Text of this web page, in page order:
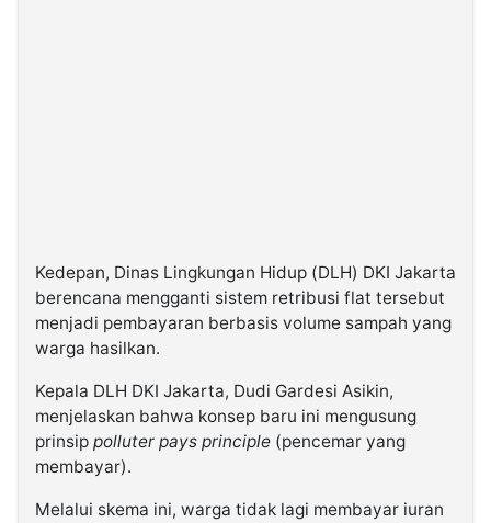
Kedepan, Dinas Lingkungan Hidup (DLH) DKI Jakarta
berencana mengganti sistem retribusi flat tersebut
menjadi pembayaran berbasis volume sampah yang
warga hasilkan.
Kepala DLH DKI Jakarta, Dudi Gardesi Asikin,
menjelaskan bahwa konsep baru ini mengusung
prinsip polluter pays principle (pencemar yang
membayar).
Melalui skema ini, warga tidak lagi membayar iuran